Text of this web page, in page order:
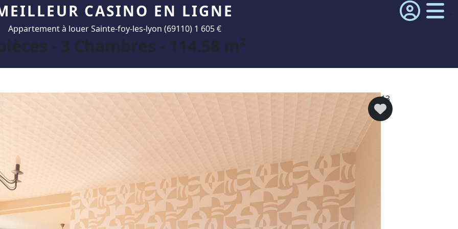
CASINO EN LIGNE
Appartement à louer Sainte-foy-les-lyon (69110) 1 605 €
- 3 Chambres - 114.58 m²
13